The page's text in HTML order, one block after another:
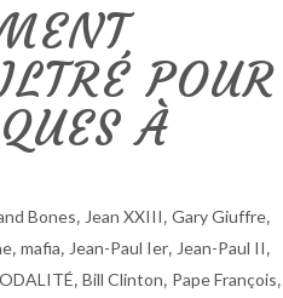
POUR
À
Bones, Jean XXIII, Gary Giuffre,
, mafia, Jean-Paul Ier, Jean-Paul II,
, Bill Clinton, Pape François,